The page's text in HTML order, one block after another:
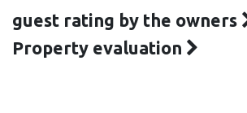
guest rating by the owners
Property evaluation